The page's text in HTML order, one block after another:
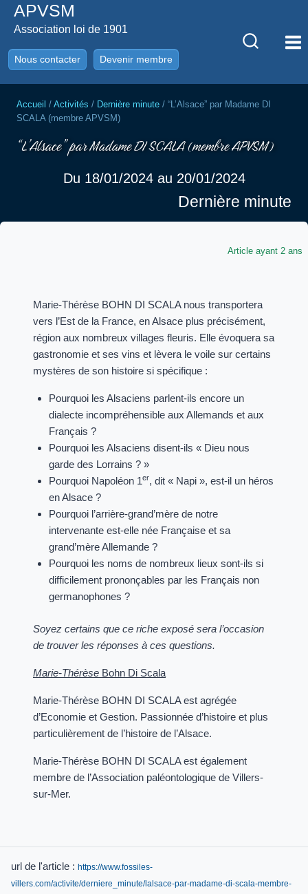
AllerAPVSM
Association loi de 1901
Nous contacter Devenir membre
Accueil / Activités / Dernière minute / “L’Alsace” par Madame DI
SCALA (membre APVSM)
“L’Alsace” par Madame DI SCALA (membre APVSM)
Du 18/01/2024 au 20/01/2024
Dernière minute
Article ayant 2 ans
Marie-Thérèse BOHN DI SCALA nous transportera
vers l’Est de la France, en Alsace plus précisément,
région aux nombreux villages fleuris. Elle évoquera sa
gastronomie et ses vins et lèvera le voile sur certains
mystères de son histoire si spécifique :
Pourquoi les Alsaciens parlent-ils encore un
dialecte incompréhensible aux Allemands et aux
Français ?
Pourquoi les Alsaciens disent-ils « Dieu nous
garde des Lorrains ? »
Pourquoi Napoléon 1er, dit « Napi », est-il un héros
en Alsace ?
Pourquoi l’arrière-grand’mère de notre
intervenante est-elle née Française et sa
grand’mère Allemande ?
Pourquoi les noms de nombreux lieux sont-ils si
difficilement prononçables par les Français non
germanophones ?
Soyez certains que ce riche exposé sera l’occasion
de trouver les réponses à ces questions.
Marie-Thérèse Bohn Di Scala
Marie-Thérèse BOHN DI SCALA est agrégée
d’Economie et Gestion. Passionnée d’histoire et plus
particulièrement de l’histoire de l’Alsace.
Marie-Thérèse BOHN DI SCALA est également
membre de l’Association paléontologique de Villers-
sur-Mer.
url de l'article : https://www.fossiles-
villers.com/activite/derniere_minute/lalsace-par-madame-di-scala-membre-